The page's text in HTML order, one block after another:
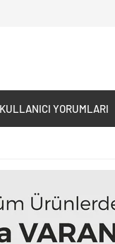
KULLANICI YORUMLARI